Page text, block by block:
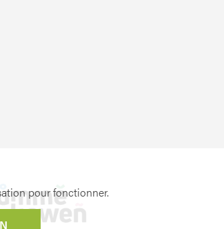
pour fonctionner.